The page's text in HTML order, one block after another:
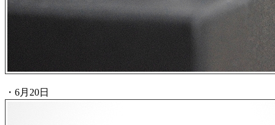
・6月20日